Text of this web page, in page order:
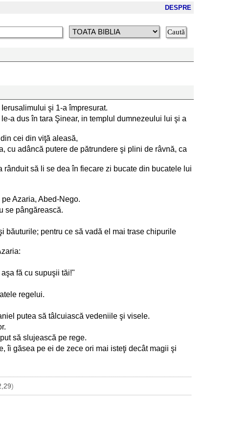
DESPRE
şi 1-a împresurat.
a dus în tara Şinear, in templul dumnezeului lui şi a
cei din viţă aleasă,
cu adâncă putere de pătrundere şi plini de râvnă, ca
să li se dea în fiecare zi bucate din bucatele lui
Azaria, Abed-Nego.
se pângărească.
băuturile; pentru ce să vadă el mai trase chipurile
fă cu supuşii tăi!"
regelui.
putea să tâlcuiască vedeniile şi visele.
să slujească pe rege.
îi găsea pe ei de zece ori mai isteţi decât magii şi
)